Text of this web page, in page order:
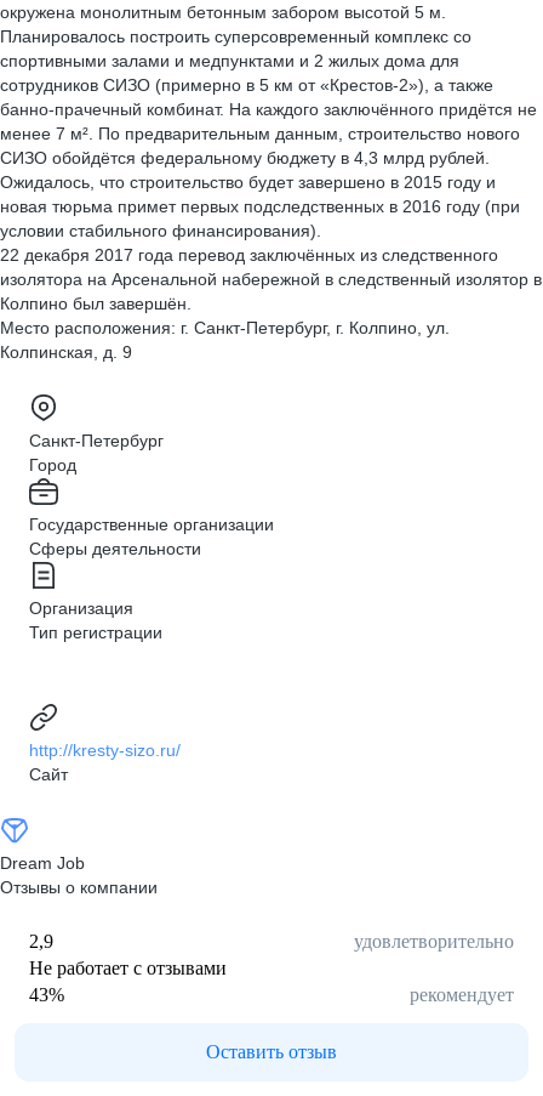
окружена монолитным бетонным забором высотой 5 м.
Планировалось построить суперсовременный комплекс со
спортивными залами и медпунктами и 2 жилых дома для
сотрудников СИЗО (примерно в 5 км от «Крестов-2»), а также
банно-прачечный комбинат. На каждого заключённого придётся не
менее 7 м². По предварительным данным, строительство нового
СИЗО обойдётся федеральному бюджету в 4,3 млрд рублей.
Ожидалось, что строительство будет завершено в 2015 году и
новая тюрьма примет первых подследственных в 2016 году (при
условии стабильного финансирования).
22 декабря 2017 года перевод заключённых из следственного
изолятора на Арсенальной набережной в следственный изолятор в
Колпино был завершён.
Место расположения: г. Санкт-Петербург, г. Колпино, ул.
Колпинская, д. 9
Санкт-Петербург
Город
Государственные организации
Сферы деятельности
Организация
Тип регистрации
http://kresty-sizo.ru/
Сайт
Dream Job
Отзывы о компании
2,9
удовлетворительно
Не работает с отзывами
43% рекомендует
Оставить отзыв